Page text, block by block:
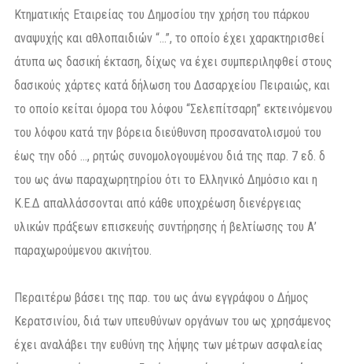
Κτηματικής Εταιρείας του Δημοσίου την χρήση του πάρκου
αναψυχής και αθλοπαιδιών “…”, το οποίο έχει χαρακτηρισθεί
άτυπα ως δασική έκταση, δίχως να έχει συμπεριληφθεί στους
δασικούς χάρτες κατά δήλωση του Δασαρχείου Πειραιώς, και
το οποίο κείται όμορα του λόφου “Σελεπίτσαρη” εκτεινόμενου
του λόφου κατά την βόρεια διεύθυνση προσανατολισμού του
έως την οδό …, ρητώς συνομολογουμένου διά της παρ. 7 εδ. δ
του ως άνω παραχωρητηρίου ότι το Ελληνικό Δημόσιο και η
Κ.Ε.Δ απαλλάσσονται από κάθε υποχρέωση διενέργειας
υλικών πράξεων επισκευής συντήρησης ή βελτίωσης του Α’
παραχωρούμενου ακινήτου.
Περαιτέρω βάσει της παρ. του ως άνω εγγράφου ο Δήμος
Κερατσινίου, διά των υπευθύνων οργάνων του ως χρησάμενος
έχει αναλάβει την ευθύνη της λήψης των μέτρων ασφαλείας